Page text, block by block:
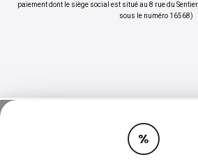
paiement dont le siège social est situé au 8 rue du
sous le numéro 16568)
%
Vos abonnements jusqu'à -70%